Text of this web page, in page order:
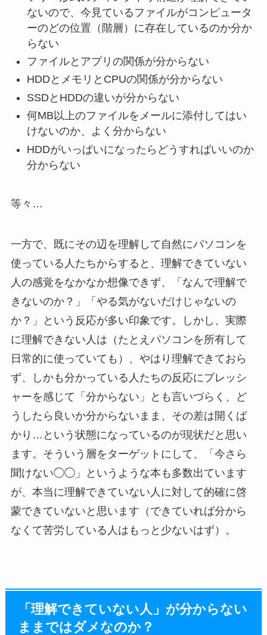
ないので、今見ているファイルがコンピュータ
ーのどの位置（階層）に存在しているのか分か
らない
ファイルとアプリの関係が分からない
HDDとメモリとCPUの関係が分からない
SSDとHDDの違いが分からない
何MB以上のファイルをメールに添付してはい
けないのか、よく分からない
HDDがいっぱいになったらどうすればいいのか
分からない
等々…
一方で、既にその辺を理解して自然にパソコンを
使っている人たちからすると、理解できていない
人の感覚をなかなか想像できず、「なんで理解で
きないのか？」「やる気がないだけじゃないの
か？」という反応が多い印象です。しかし、実際
に理解できない人は（たとえパソコンを所有して
日常的に使っていても）、やはり理解できておら
ず、しかも分かっている人たちの反応にプレッシ
ャーを感じて「分からない」とも言いづらく、ど
うしたら良いか分からないまま、その差は開くば
かり…という状態になっているのが現状だと思い
ます。そういう層をターゲットにして、「今さら
聞けない◯◯」というような本も多数出ています
が、本当に理解できていない人に対して的確に啓
蒙できていないと思います（できていれば分から
なくて苦労している人はもっと少ないはず）。
「理解できていない人」が分からない
ままではダメなのか？